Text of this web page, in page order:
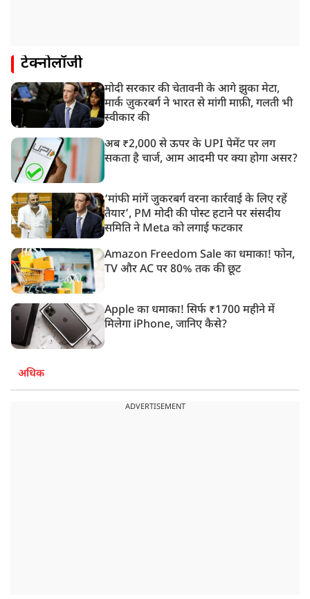
टेक्नोलॉजी
मोदी सरकार की चेतावनी के आगे झुका मेटा,
मार्क ज़ुकरबर्ग ने भारत से मांगी माफ़ी, गलती भी
स्वीकार की
अब ₹2,000 से ऊपर के UPI पेमेंट पर लग
सकता है चार्ज, आम आदमी पर क्या होगा असर?
‘मांफी मांगें जुकरबर्ग वरना कार्रवाई के लिए रहें
तैयार’, PM मोदी की पोस्ट हटाने पर संसदीय
समिति ने Meta को लगाई फटकार
Amazon Freedom Sale का धमाका! फोन,
TV और AC पर 80% तक की छूट
Apple का धमाका! सिर्फ ₹1700 महीने में
मिलेगा iPhone, जानिए कैसे?
अधिक
ADVERTISEMENT